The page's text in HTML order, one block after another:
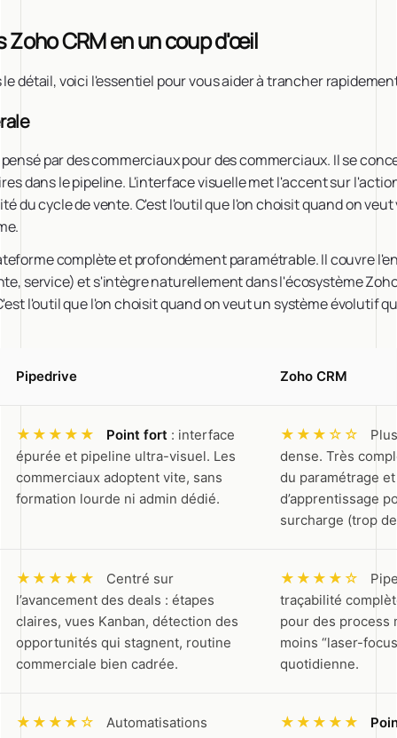
Zoho CRM en un coup d'œil
détail, voici l'essentiel pour vous aider à trancher
par des commerciaux pour des commerciaux. Il se
dans le pipeline. L'interface visuelle met l'accent sur
du cycle de vente. C'est l'outil que l'on choisit quand on veut
complète et profondément paramétrable. Il couvre
service) et s'intègre naturellement dans l'écosystème
l'outil que l'on choisit quand on veut un système évolutif
Pipedrive Zoho CRM
★★★★★ Point fort : interface
épurée et pipeline ultra-visuel. Les
commerciaux adoptent vite, sans
formation lourde ni admin dédié.
★★★☆☆
dense. Très
du paramétrage
d’apprentissage
surcharge (trop
★★★★★
Centré sur
l’avancement des deals : étapes
claires, vues Kanban, détection des
opportunités qui stagnent, routine
commerciale bien cadrée.
★★★★☆
traçabilité
pour des process
moins “laser-
quotidienne.
★★★★☆
Automatisations
★★★★★